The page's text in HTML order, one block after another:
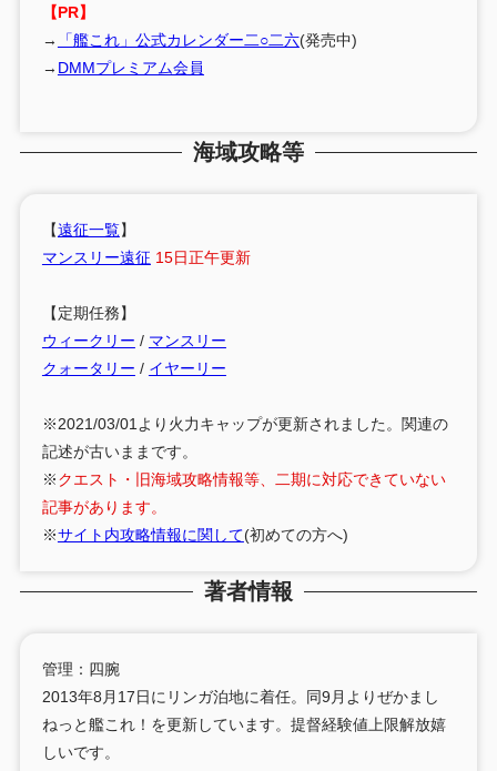
【PR】
→
「艦これ」公式カレンダー二○二六(発売中)
→ DMMプレミアム会員
海域攻略等
【遠征一覧】
マンスリー遠征 15日正午更新
【定期任務】
ウィークリー / マンスリー
クォータリー / イヤーリー
※2021/03/01より火力キャップが更新されました。関連の
記述が古いままです。
※クエスト・旧海域攻略情報等、二期に対応できていない
記事があります。
※サイト内攻略情報に関して(初めての方へ)
著者情報
管理：四腕
2013年8月17日にリンガ泊地に着任。同9月よりぜかまし
ねっと艦これ！を更新しています。提督経験値上限解放嬉
しいです。